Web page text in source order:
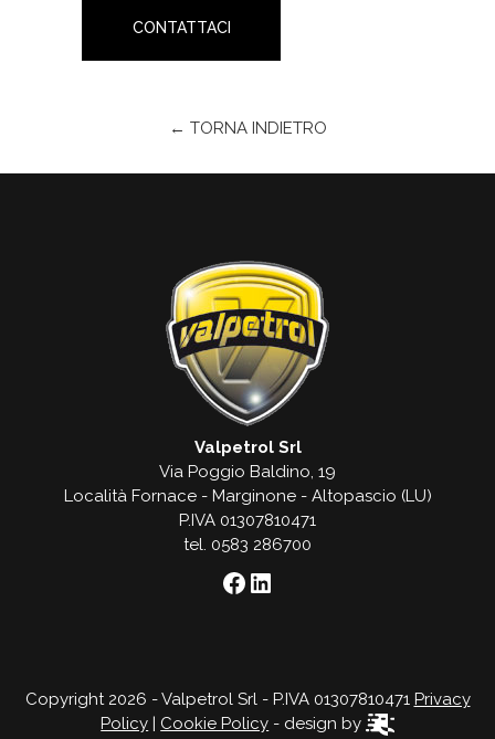
CONTATTACI
← TORNA INDIETRO
Valpetrol Srl
Via Poggio Baldino, 19
Località Fornace - Marginone - Altopascio (LU)
P.IVA 01307810471
tel. 0583 286700
Facebook
LinkedIn
Copyright 2026 - Valpetrol Srl - P.IVA 01307810471 Privacy
Policy | Cookie Policy - design by